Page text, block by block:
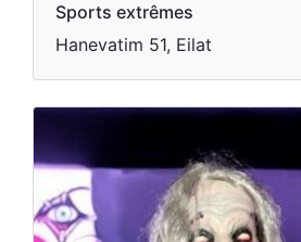
Sports extrêmes
Hanevatim 51, Eilat